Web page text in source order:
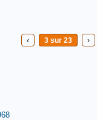
‹ 3 sur 23 ›